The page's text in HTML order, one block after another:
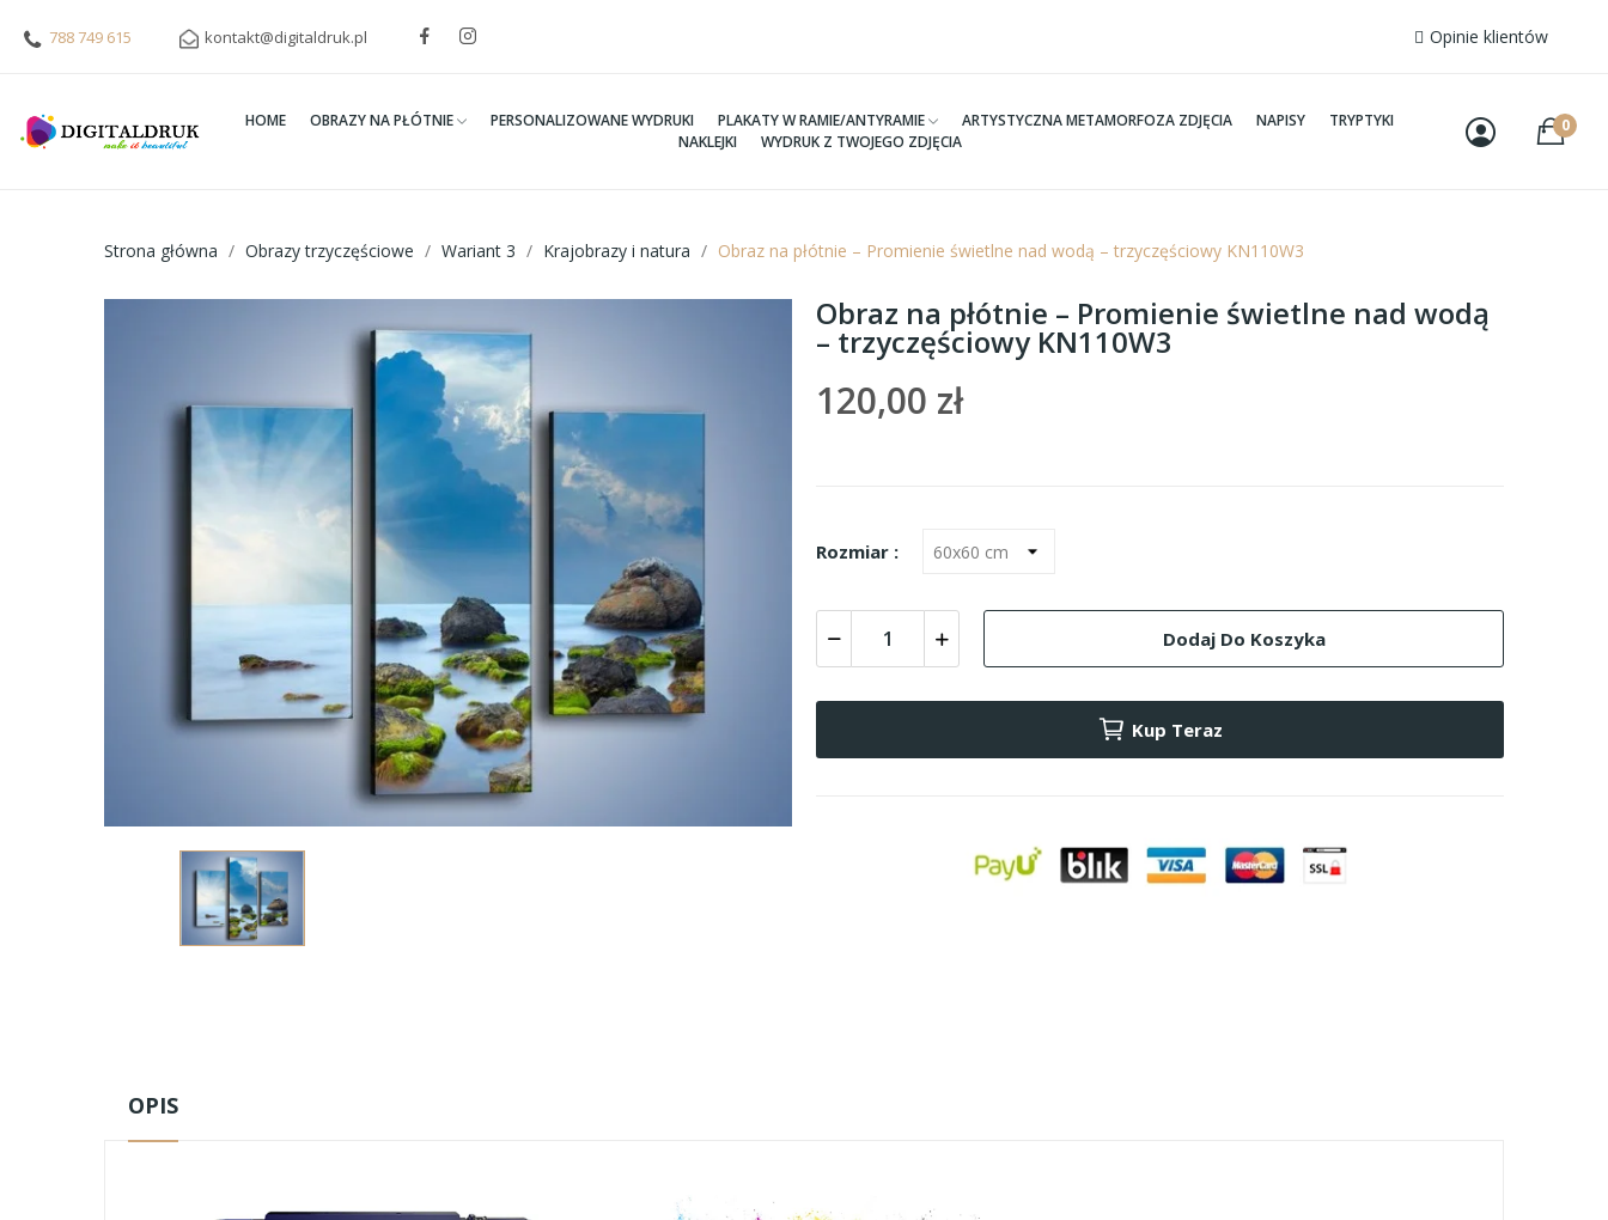
788 749 615 kontakt@digitaldruk.pl Opinie klientów
HOME OBRAZY NA PŁÓTNIE PERSONALIZOWANE WYDRUKI PLAKATY W RAMIE/ANTYRAMIE ARTYSTYCZNA METAMORFOZA ZDJĘCIA NAPISY
TRYPTYKI
NAKLEJKI
WYDRUK Z TWOJEGO ZDJĘCIA
0
Strona główna Obrazy trzyczęściowe Wariant 3 Krajobrazy i natura Obraz na płótnie – Promienie świetlne nad wodą – trzyczęściowy KN110W3
Obraz na płótnie – Promienie świetlne nad wodą
– trzyczęściowy KN110W3
120,00 zł
Rozmiar :
Dodaj Do Koszyka
Kup Teraz
OPIS